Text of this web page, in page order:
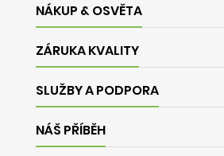
NÁKUP & OSVĚTA
ZÁRUKA KVALITY
SLUŽBY A PODPORA
NÁŠ PŘÍBĚH